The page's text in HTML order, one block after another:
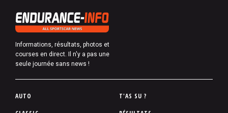
Informations, résultats, photos et
courses en direct. Il n'y a pas une
seule journée sans news !
P
AUTO
T'AS SU ?